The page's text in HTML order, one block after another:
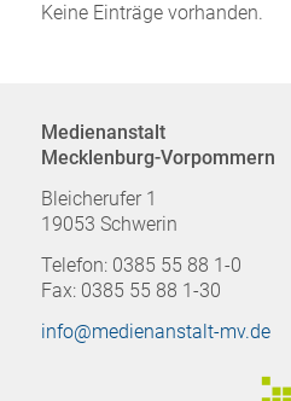
Keine Einträge vorhanden.
Medienanstalt
Mecklenburg-Vorpommern
Bleicherufer 1
19053 Schwerin
Telefon: 0385 55 88 1-0
Fax: 0385 55 88 1-30
info@medienanstalt-mv.de